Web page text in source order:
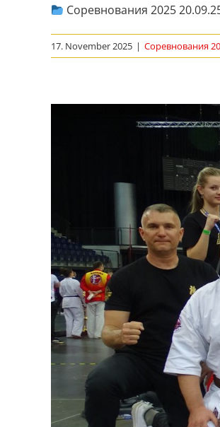
Соревнования 2025
17. November 2025 | Соревнования